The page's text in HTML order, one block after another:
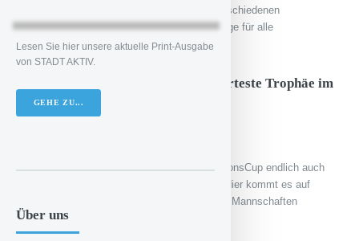
mit individueller Namensbedruckung und verschiedenen
Essensständen sind zwei unvergessliche Tage für alle
Familienmitglieder garantiert.
10 Nationen kämpfen um die begehrteste Trophäe im
internationalen Stapler-Sport
Nach zweijähriger Pause findet mit dem NationsCup endlich auch
wieder ein internationaler Wettbewerb statt. Hier kommt es auf
gutes Teamwork an, denn die teilnehmenden Mannschaften
absolvieren den Parcours gemeinsam.
Lesen Sie hier unsere aktuelle Print-Ausgabe
von STADT AKTIV.
GEHE ZU...
Über uns